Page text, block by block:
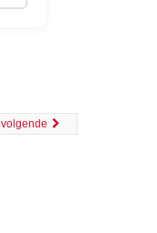
volgende